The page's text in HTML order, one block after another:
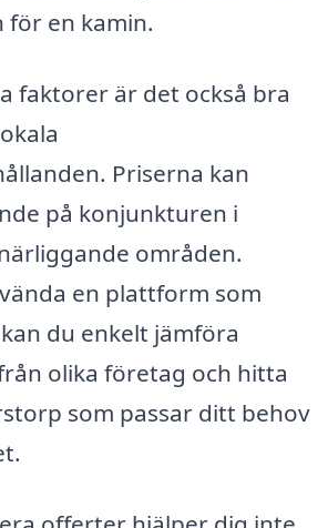
för en kamin.
faktorer är det också bra
Priserna kan
på konjunkturen i
områden.
en plattform som
du enkelt jämföra
olika företag och hitta
som passar ditt behov